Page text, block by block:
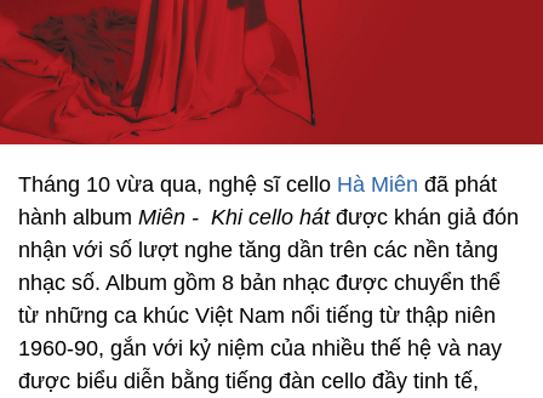
Tháng 10 vừa qua, nghệ sĩ cello Hà Miên đã phát
hành album Miên - Khi cello hát được khán giả đón
nhận với số lượt nghe tăng dần trên các nền tảng
nhạc số. Album gồm 8 bản nhạc được chuyển thể
từ những ca khúc Việt Nam nổi tiếng từ thập niên
1960-90, gắn với kỷ niệm của nhiều thế hệ và nay
được biểu diễn bằng tiếng đàn cello đầy tinh tế,